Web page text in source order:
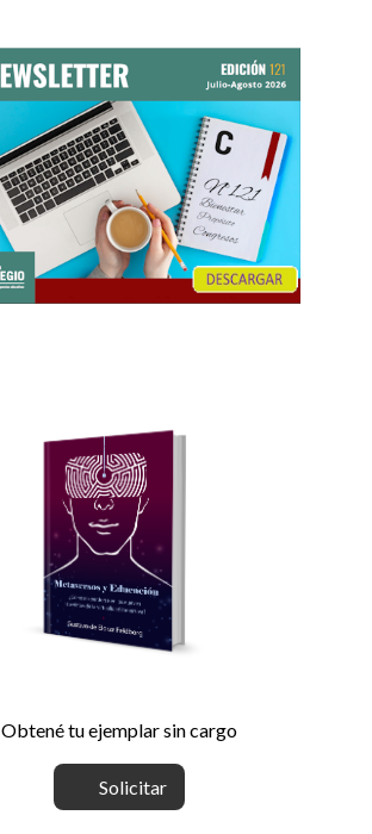
Obtené tu ejemplar sin cargo
Solicitar